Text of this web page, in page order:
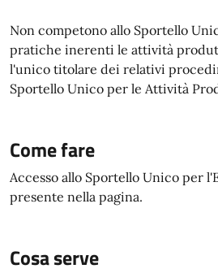
Non competono allo Sportello
pratiche inerenti le attività
l'unico titolare dei relativi
Sportello Unico per le Attività
Come fare
Accesso allo Sportello Unico per
presente nella pagina.
Cosa serve